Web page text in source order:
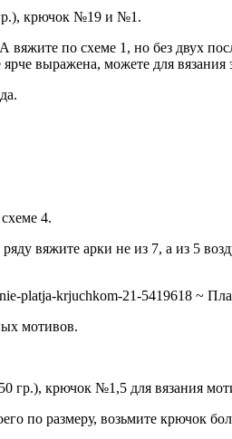
крючок №19 и №1.
по схеме 1, но без двух
выражена, можете для вязания
4.
вяжите арки не из 7, а из 5
~
мотивов.
гр.), крючок №1,5 для вязания
по размеру, возьмите крючок